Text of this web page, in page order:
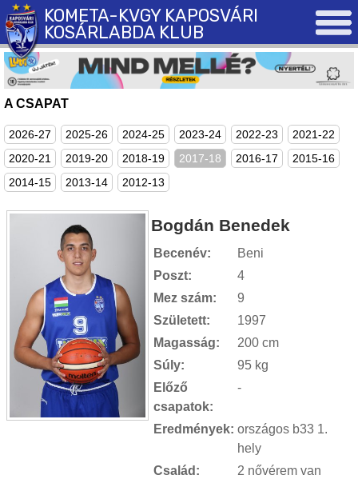
KOMETA-KVGY KAPOSVÁRI
KOSÁRLABDA KLUB
A CSAPAT
2026-27 2025-26 2024-25 2023-24 2022-23
2021-22
2020-21
2019-20 2018-19 2017-18 2016-17
2015-16
2014-15
2013-14 2012-13
Bogdán Benedek
Becenév:
Beni
Poszt:
4
Mez szám:
9
Született:
1997
Magasság:
200 cm
Súly:
95 kg
Előző
csapatok:
-
Eredmények: országos b33 1.
hely
Család:
2 nővérem van